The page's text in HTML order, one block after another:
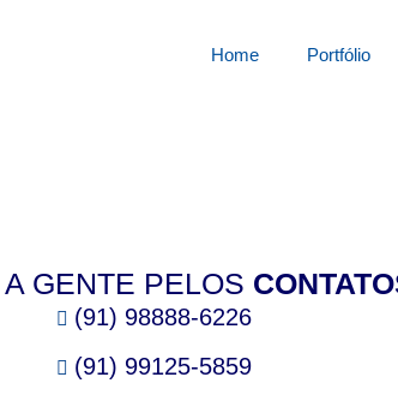
Home Portfólio
GENTE PELOS
(91) 98888-6226
(91) 99125-5859